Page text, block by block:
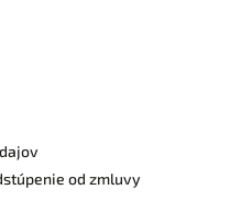
od zmluvy